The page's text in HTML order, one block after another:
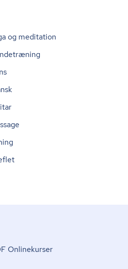
og meditation
Onlinekurser